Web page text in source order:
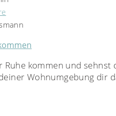
Ruhe kommen und
Wohnumgebung dir